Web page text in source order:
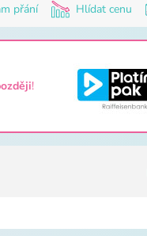
přání Hlídat cenu
!